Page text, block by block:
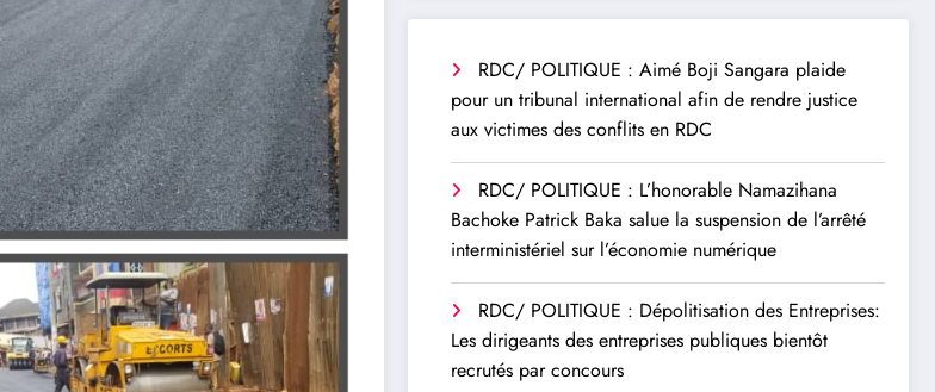
RDC/ POLITIQUE : Aimé Boji Sangara plaide
pour un tribunal international afin de rendre justice
aux victimes des conflits en RDC
RDC/ POLITIQUE : L’honorable Namazihana
Bachoke Patrick Baka salue la suspension de l’arrêté
interministériel sur l’économie numérique
RDC/ POLITIQUE : Dépolitisation des Entreprises:
Les dirigeants des entreprises publiques bientôt
recrutés par concours